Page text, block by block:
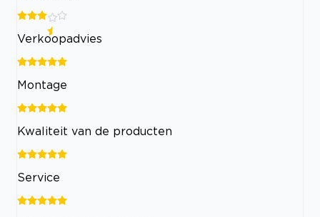
Verkoopadvies
Montage
Kwaliteit van de producten
Service